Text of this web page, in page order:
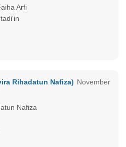
Arfi
Rihadatun Nafiza) November
Nafiza